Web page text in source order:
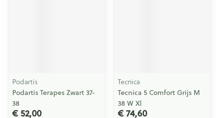
Podartis
Podartis Terapes Zwart 37-
38
€ 52,00
Tecnica
Tecnica 5 Comfort Grijs M
38 W Xl
€ 74,60